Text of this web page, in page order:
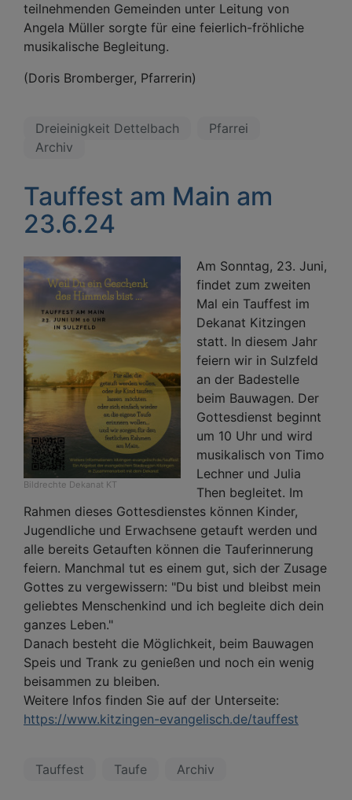
teilnehmenden Gemeinden unter Leitung von
Angela Müller sorgte für eine feierlich-fröhliche
musikalische Begleitung.
(Doris Bromberger, Pfarrerin)
Dreieinigkeit Dettelbach
Pfarrei
Archiv
Tauffest am Main am
23.6.24
Bildrechte Dekanat KT
Am Sonntag, 23. Juni,
findet zum zweiten
Mal ein Tauffest im
Dekanat Kitzingen
statt. In diesem Jahr
feiern wir in Sulzfeld
an der Badestelle
beim Bauwagen. Der
Gottesdienst beginnt
um 10 Uhr und wird
musikalisch von Timo
Lechner und Julia
Then begleitet. Im
Rahmen dieses Gottesdienstes können Kinder,
Jugendliche und Erwachsene getauft werden und
alle bereits Getauften können die Tauferinnerung
feiern. Manchmal tut es einem gut, sich der Zusage
Gottes zu vergewissern: "Du bist und bleibst mein
geliebtes Menschenkind und ich begleite dich dein
ganzes Leben."
Danach besteht die Möglichkeit, beim Bauwagen
Speis und Trank zu genießen und noch ein wenig
beisammen zu bleiben.
Weitere Infos finden Sie auf der Unterseite:
https://www.kitzingen-evangelisch.de/tauffest
Tauffest Taufe Archiv